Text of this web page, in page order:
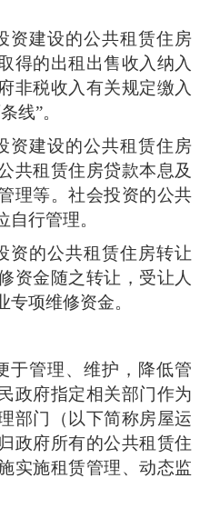
资建设的公共租赁住房
得的出租出售收入纳入
非税收入有关规定缴入
线”。
资建设的公共租赁住房
共租赁住房贷款本息及
理等。社会投资的公共
行管理。
资的公共租赁住房转让
资金随之转让，受让人
项维修资金。
于管理、维护，降低管
政府指定相关部门作为
部门（以下简称房屋运
政府所有的公共租赁住
实施租赁管理、动态监